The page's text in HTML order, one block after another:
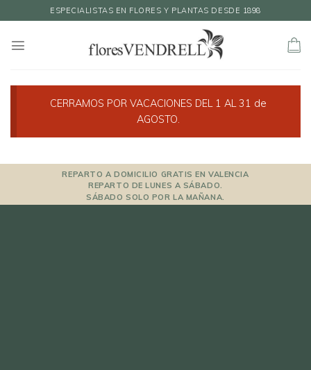
to
content
ESPECIALISTAS EN FLORES Y PLANTAS DESDE 1898
CERRAMOS POR VACACIONES DEL 1 AL 31 de
AGOSTO.
REPARTO A DOMICILIO GRATIS EN VALENCIA
REPARTO DE LUNES A SÁBADO.
SÁBADO SOLO POR LA MAÑANA.